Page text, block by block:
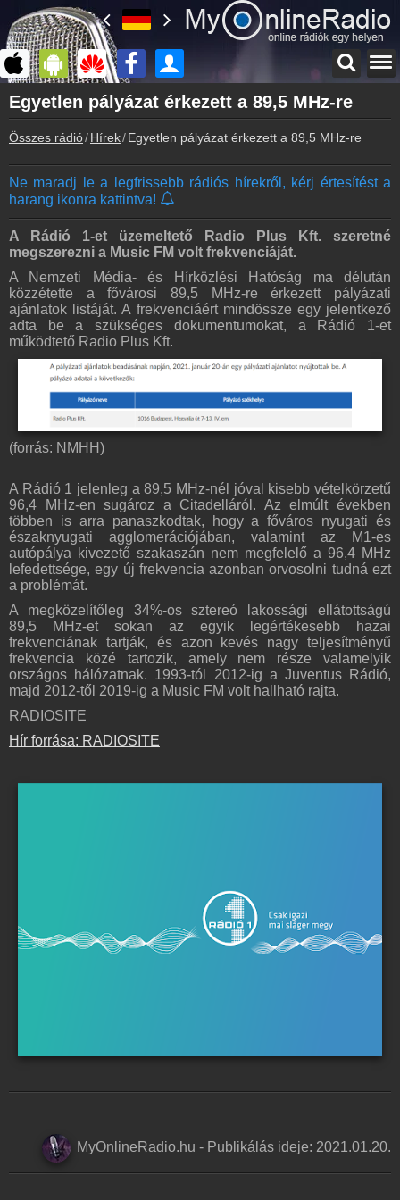
Főoldal
myonlineradio.hu
Bejelentkezés
Kapcsolat
Írj nekünk!
Partnerek
Rádiós partnerek
Rádió beágyazás
Ágyazd be weboldaladba
Online rádió készítés
Készítés lépésről lépésre
Egyetlen pályázat érkezett a 89,5 MHz-re
Összes rádió Hírek Egyetlen pályázat érkezett a 89,5 MHz-re
Ne maradj le a legfrissebb rádiós hírekről, kérj értesítést a
harang ikonra kattintva!
A Rádió 1-et üzemeltető Radio Plus Kft. szeretné
megszerezni a Music FM volt frekvenciáját.
A Nemzeti Média- és Hírközlési Hatóság ma délután
közzétette a fővárosi 89,5 MHz-re érkezett pályázati
ajánlatok listáját. A frekvenciáért mindössze egy jelentkező
adta be a szükséges dokumentumokat, a Rádió 1-et
működtető Radio Plus Kft.
(forrás: NMHH)
A Rádió 1 jelenleg a 89,5 MHz-nél jóval kisebb vételkörzetű
96,4 MHz-en sugároz a Citadelláról. Az elmúlt években
többen is arra panaszkodtak, hogy a főváros nyugati és
északnyugati agglomerációjában, valamint az M1-es
autópálya kivezető szakaszán nem megfelelő a 96,4 MHz
lefedettsége, egy új frekvencia azonban orvosolni tudná ezt
a problémát.
A megközelítőleg 34%-os sztereó lakossági ellátottságú
89,5 MHz-et sokan az egyik legértékesebb hazai
frekvenciának tartják, és azon kevés nagy teljesítményű
frekvencia közé tartozik, amely nem része valamelyik
országos hálózatnak. 1993-tól 2012-ig a Juventus Rádió,
majd 2012-től 2019-ig a Music FM volt hallható rajta.
RADIOSITE
Hír forrása: RADIOSITE
MyOnlineRadio.hu - Publikálás ideje: 2021.01.20.